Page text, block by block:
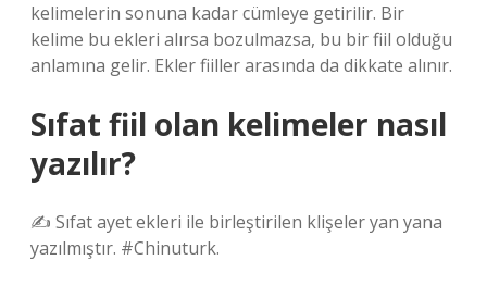
kelimelerin sonuna kadar cümleye getirilir. Bir
kelime bu ekleri alırsa bozulmazsa, bu bir fiil olduğu
anlamına gelir. Ekler fiiller arasında da dikkate alınır.
Sıfat fiil olan kelimeler nasıl
yazılır?
✍️ Sıfat ayet ekleri ile birleştirilen klişeler yan yana
yazılmıştır. #Chinuturk.